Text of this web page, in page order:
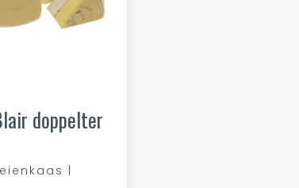
doppelter
|